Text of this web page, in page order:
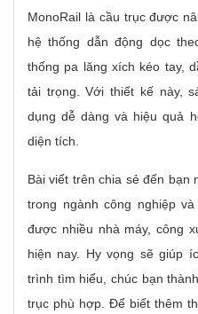
MonoRail là cầu trục được
hệ thống dẫn động dọc
thống pa lăng xích kéo tay,
tải trọng. Với thiết kế này,
dụng dễ dàng và hiệu quả
diện tích.
Bài viết trên chia sẻ đến bạn
trong ngành công nghiệp
được nhiều nhà máy, công
hiện nay. Hy vọng sẽ giúp
trình tìm hiểu, chúc bạn
trục phù hợp. Để biết thêm